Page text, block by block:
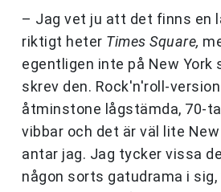
– Jag vet ju att det finns en
riktigt heter Times Square,
egentligen inte på New York
skrev den. Rock'n'roll-
åtminstone lågstämda, 70-
vibbar och det är väl lite
antar jag. Jag tycker vissa
någon sorts gatudrama i sig,